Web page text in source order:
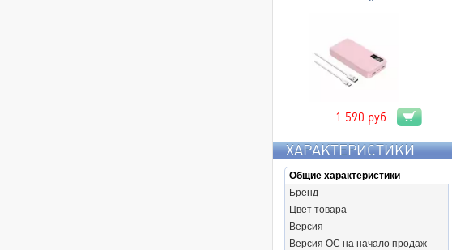
1 590 руб.
ХАРАКТЕРИСТИКИ
Общие характеристики
Бренд
Цвет товара
Версия
Версия ОС на начало продаж